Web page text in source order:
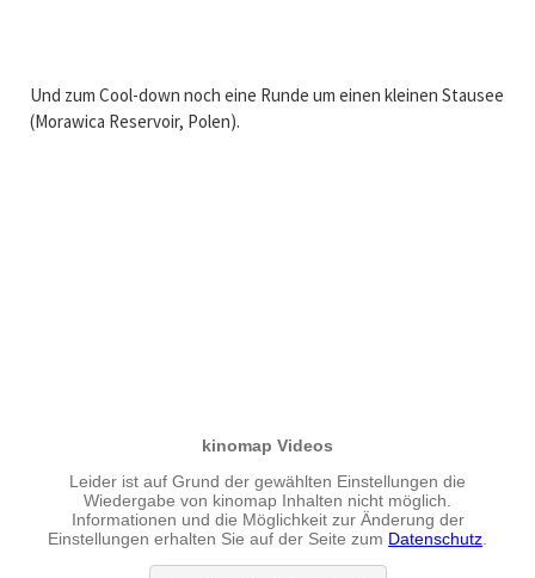
Und zum Cool-down noch eine Runde um einen kleinen Stausee
(Morawica Reservoir, Polen).